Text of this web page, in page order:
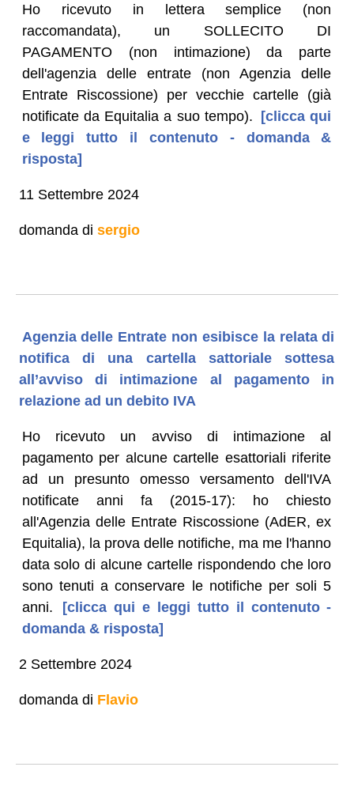
Ho ricevuto in lettera semplice (non
raccomandata), un SOLLECITO DI
PAGAMENTO (non intimazione) da parte
dell'agenzia delle entrate (non Agenzia delle
Entrate Riscossione) per vecchie cartelle (già
notificate da Equitalia a suo tempo). [clicca qui
e leggi tutto il contenuto - domanda &
risposta]
11 Settembre 2024
domanda di sergio
Agenzia delle Entrate non esibisce la relata di
notifica di una cartella sattoriale sottesa
all’avviso di intimazione al pagamento in
relazione ad un debito IVA
Ho ricevuto un avviso di intimazione al
pagamento per alcune cartelle esattoriali riferite
ad un presunto omesso versamento dell'IVA
notificate anni fa (2015-17): ho chiesto
all'Agenzia delle Entrate Riscossione (AdER, ex
Equitalia), la prova delle notifiche, ma me l'hanno
data solo di alcune cartelle rispondendo che loro
sono tenuti a conservare le notifiche per soli 5
anni.
[clicca qui e leggi tutto il contenuto -
domanda & risposta]
2 Settembre 2024
domanda di Flavio